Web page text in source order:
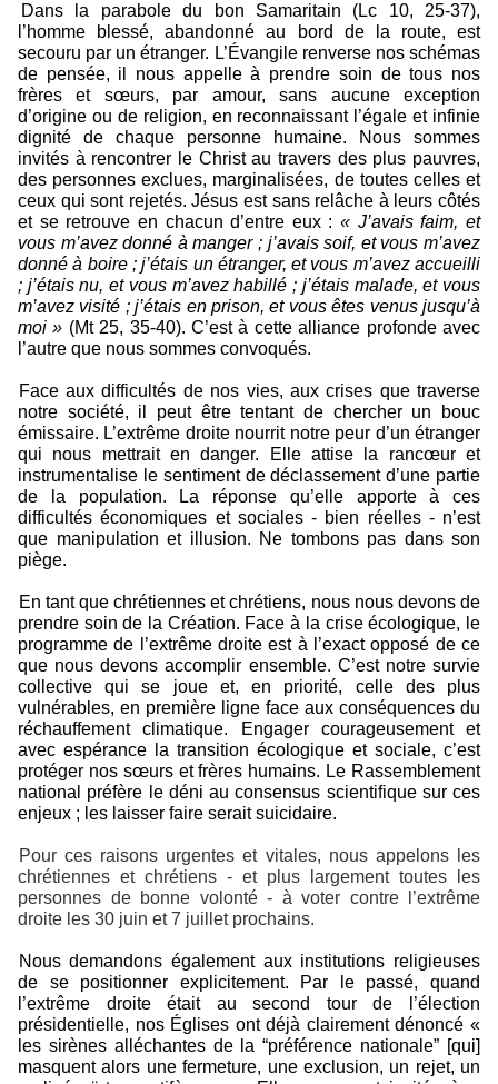
Dans la parabole du bon Samaritain (Lc 10, 25-37),
l’homme blessé, abandonné au bord de la route, est
secouru par un étranger. L’Évangile renverse nos schémas
de pensée, il nous appelle à prendre soin de tous nos
frères et sœurs, par amour, sans aucune exception
d’origine ou de religion, en reconnaissant l’égale et infinie
dignité de chaque personne humaine. Nous sommes
invités à rencontrer le Christ au travers des plus pauvres,
des personnes exclues, marginalisées, de toutes celles et
ceux qui sont rejetés. Jésus est sans relâche à leurs côtés
et se retrouve en chacun d’entre eux :« J’avais faim, et
vous m’avez donné à manger ; j’avais soif, et vous m’avez
donné à boire ; j’étais un étranger, et vous m’avez accueilli
; j’étais nu, et vous m’avez habillé ; j’étais malade, et vous
m’avez visité ; j’étais en prison, et vous êtes venus jusqu’à
moi » (Mt 25, 35-40). C’est à cette alliance profonde avec
l’autre que nous sommes convoqués.
Face aux difficultés de nos vies, aux crises que traverse
notre société, il peut être tentant de chercher un bouc
émissaire. L’extrême droite nourrit notre peur d’un étranger
qui nous mettrait en danger. Elle attise la rancœur et
instrumentalise le sentiment de déclassement d’une partie
de la population. La réponse qu’elle apporte à ces
difficultés économiques et sociales - bien réelles - n’est
que manipulation et illusion. Ne tombons pas dans son
piège.
En tant que chrétiennes et chrétiens, nous nous devons de
prendre soin de la Création. Face à la crise écologique, le
programme de l’extrême droite est à l’exact opposé de ce
que nous devons accomplir ensemble. C’est notre survie
collective qui se joue et, en priorité, celle des plus
vulnérables, en première ligne face aux conséquences du
réchauffement climatique. Engager courageusement et
avec espérance la transition écologique et sociale, c’est
protéger nos sœurs et frères humains. Le Rassemblement
national préfère le déni au consensus scientifique sur ces
enjeux ; les laisser faire serait suicidaire.
Pour ces raisons urgentes et vitales, nous appelons les
chrétiennes et chrétiens - et plus largement toutes les
personnes de bonne volonté - à voter contre l’extrême
droite les 30 juin et 7 juillet prochains.
Nous demandons également aux institutions religieuses
de se positionner explicitement. Par le passé, quand
l’extrême droite était au second tour de l’élection
présidentielle, nos Églises ont déjà clairement dénoncé «
les sirènes alléchantes de la “préférence nationale” [qui]
masquent alors une fermeture, une exclusion, un rejet, un